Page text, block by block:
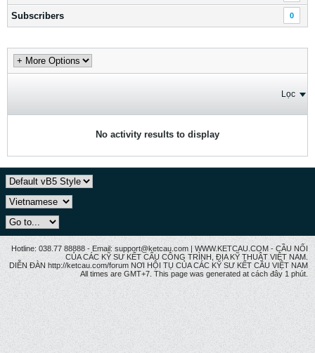
Subscribers 0
Lọc
No activity results to display
Hotline: 038.77 88888 - Email: support@ketcau.com | WWW.KETCAU.COM - CẦU NỐI
CỦA CÁC KỸ SƯ KẾT CẤU CÔNG TRÌNH, ĐỊA KỸ THUẬT VIỆT NAM.
DIỄN ĐÀN http://ketcau.com/forum NƠI HỘI TỤ CỦA CÁC KỸ SƯ KẾT CÂU VIỆT NAM
All times are GMT+7. This page was generated at cách đây 1 phút.